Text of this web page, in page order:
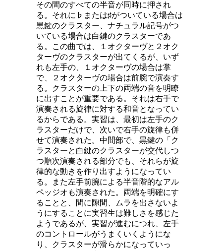
その間のすべての半音が同時に押され
る。それに♭または♯がついている場合は
黒鍵のクラスター、ナチュラル記号がつ
いている場合は白鍵のクラスターであ
る。この曲では、１オクターヴと２オク
ターヴのクラスターが出てくるが、いず
れも左手の、１オクターヴの場合は掌
で、２オクターヴの場合は前腕で演奏す
る。クラスターの上下の両端の音を明瞭
に出すことが重要である。それは右手で
演奏される旋律に対する和音となってい
るからである。実習は、最初は左手のク
ラスターだけで、次いで右手の旋律も併
せて演奏された。中間部で、黒鍵の「ク
ラスターと白鍵のクラスターが交代しつ
つ順次演奏される部分でも、それらが旋
律的な動きを作り出すようになってい
る。また左手前腕による半音階的なアル
ペッジオも演奏された。両端を明確にす
ることと、間に隙間、ムラを出さないよ
うにすることに実習生は難しさを感じた
ようであるが、実習が進むにつれ、左手
のコントロールがうまくいくようにな
り、クラスターが滑らかになっていっ